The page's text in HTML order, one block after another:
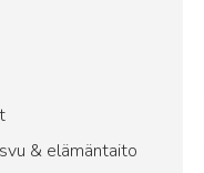
& elämäntaito